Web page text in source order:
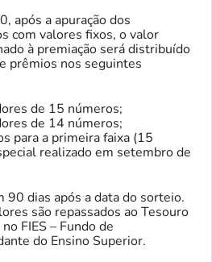
após a apuração dos
com valores fixos, o valor
à premiação será distribuído
prêmios nos seguintes
de 15 números;
de 14 números;
para a primeira faixa (15
realizado em setembro de
90 dias após a data do sorteio.
são repassados ao Tesouro
FIES – Fundo de
do Ensino Superior.